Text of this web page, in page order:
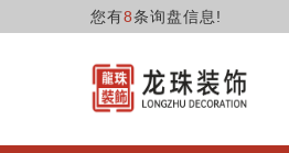
您有8条询盘信息!